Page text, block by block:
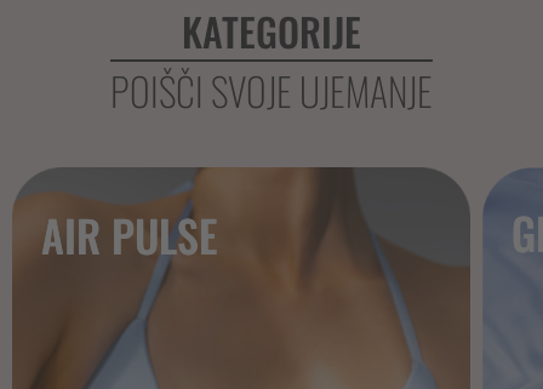
KATEGORIJE
POIŠČI SVOJE UJEMANJE
AIR PULSE